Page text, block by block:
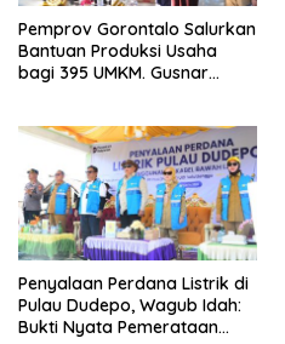
Pemprov Gorontalo Salurkan
Bantuan Produksi Usaha
bagi 395 UMKM. Gusnar
Bukan Konsumsi
Penyalaan Perdana Listrik di
Pulau Dudepo, Wagub Idah:
Bukti Nyata Pemerataan